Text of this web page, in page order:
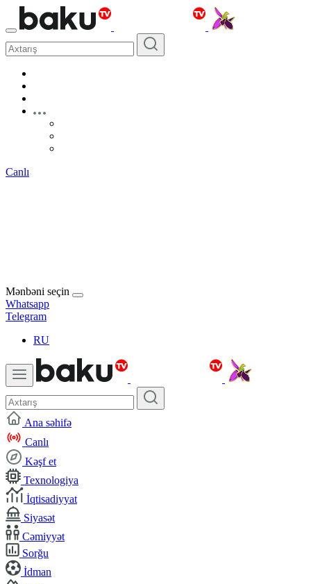
Canlı
Mənbəni seçin
Whatsapp
Telegram
RU
Ana səhifə
Canlı
Kəşf et
Texnologiya
İqtisadiyyat
Siyasət
Cəmiyyət
Sorğu
İdman